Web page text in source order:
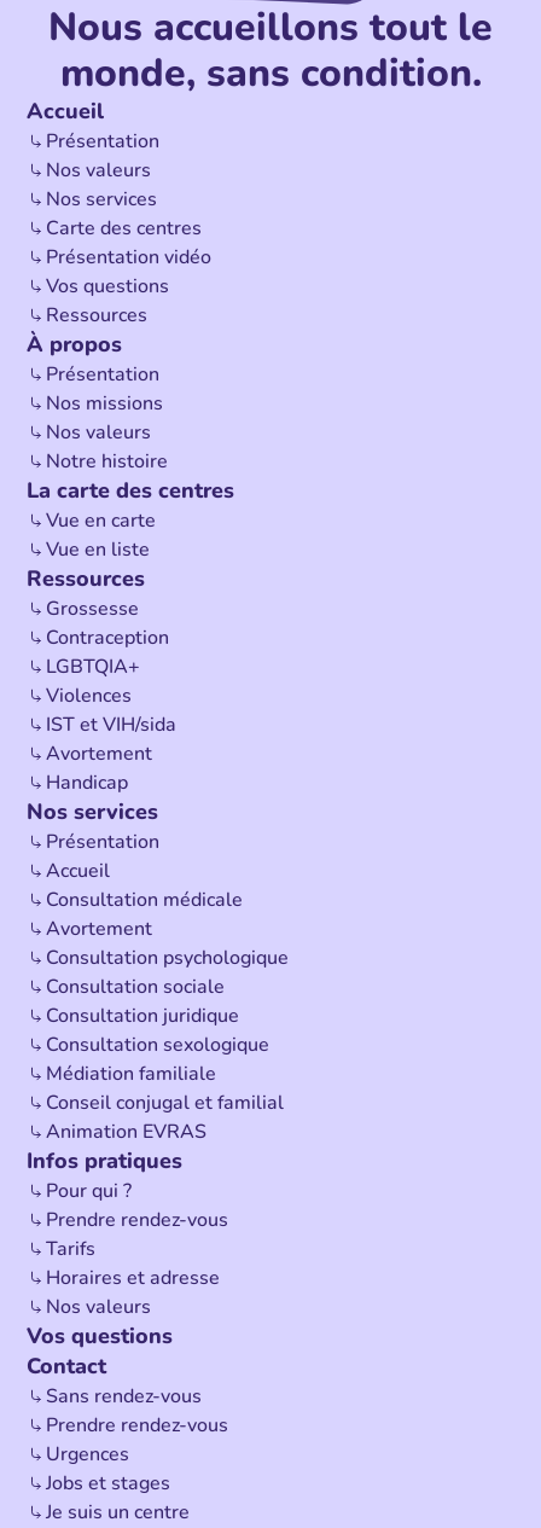
Nous accueillons tout le
monde, sans condition.
Accueil
Présentation
Nos valeurs
Nos services
Carte des centres
Présentation vidéo
Vos questions
Ressources
À propos
Présentation
Nos missions
Nos valeurs
Notre histoire
La carte des centres
Vue en carte
Vue en liste
Ressources
Grossesse
Contraception
LGBTQIA+
Violences
IST et VIH/sida
Avortement
Handicap
Nos services
Présentation
Accueil
Consultation médicale
Avortement
Consultation psychologique
Consultation sociale
Consultation juridique
Consultation sexologique
Médiation familiale
Conseil conjugal et familial
Animation EVRAS
Infos pratiques
Pour qui ?
Prendre rendez-vous
Tarifs
Horaires et adresse
Nos valeurs
Vos questions
Contact
Sans rendez-vous
Prendre rendez-vous
Urgences
Jobs et stages
Je suis un centre